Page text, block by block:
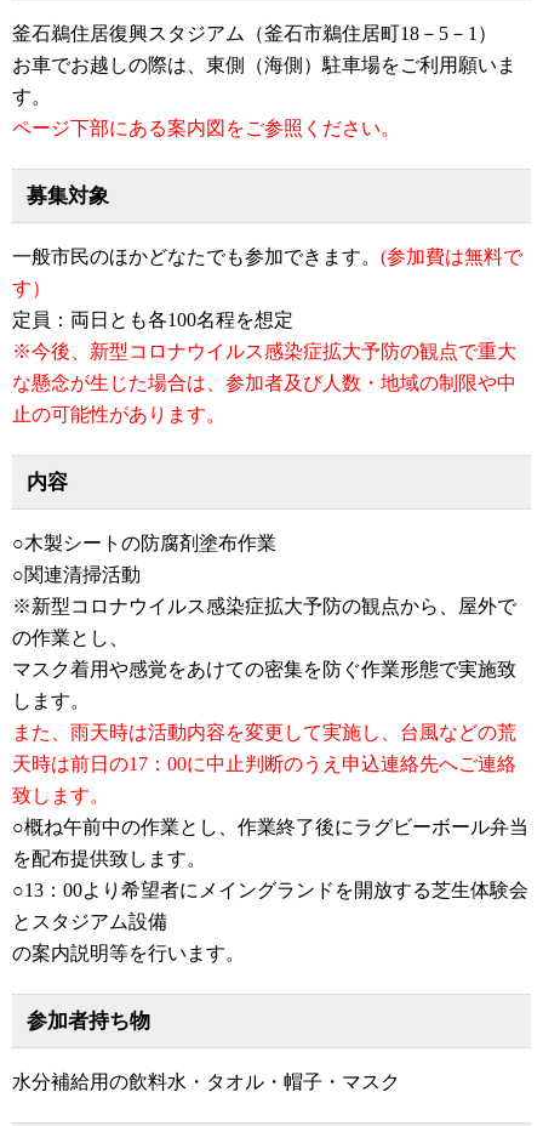
釜石鵜住居復興スタジアム（釜石市鵜住居町18－5－1）
お車でお越しの際は、東側（海側）駐車場をご利用願いま
す。
ページ下部にある案内図をご参照ください。
募集対象
一般市民のほかどなたでも参加できます。 (参加費は無料で
す）
定員：両日とも各100名程を想定
※今後、新型コロナウイルス感染症拡大予防の観点で重大
な懸念が生じた場合は、参加者及び人数・地域の制限や中
止の可能性があります。
内容
○木製シートの防腐剤塗布作業
○関連清掃活動
※新型コロナウイルス感染症拡大予防の観点から、屋外で
の作業とし、
マスク着用や感覚をあけての密集を防ぐ作業形態で実施致
します。
また、雨天時は活動内容を変更して実施し、台風などの荒
天時は前日の17：00に中止判断のうえ申込連絡先へご連絡
致します。
○概ね午前中の作業とし、作業終了後にラグビーボール弁当
を配布提供致します。
○13：00より希望者にメイングランドを開放する芝生体験会
とスタジアム設備
の案内説明等を行います。
参加者持ち物
水分補給用の飲料水・タオル・帽子・マスク